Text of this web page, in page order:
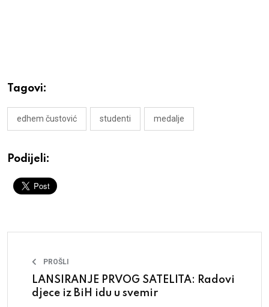
Tagovi:
edhem čustović studenti medalje
Podijeli:
PROŠLI
LANSIRANJE PRVOG SATELITA: Radovi
djece iz BiH idu u svemir